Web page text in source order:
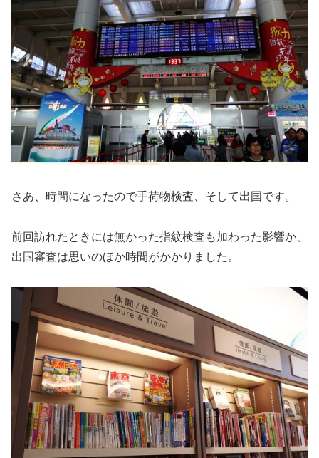
さあ、時間になったので手荷物検査、そして出国です。
前回訪れたときには無かった指紋検査も加わった影響か、
出国審査は思いのほか時間がかかりました。